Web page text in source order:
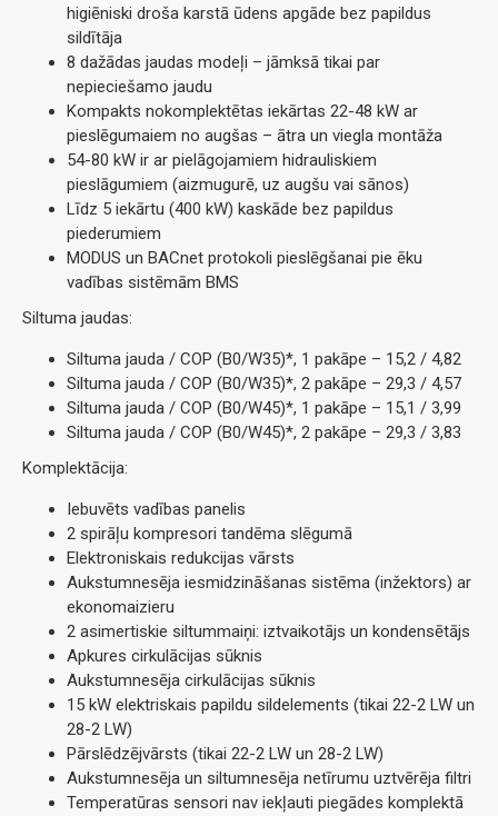
higiēniski droša karstā ūdens apgāde bez papildus
sildītāja
8 dažādas jaudas modeļi – jāmksā tikai par
nepieciešamo jaudu
Kompakts nokomplektētas iekārtas 22-48 kW ar
pieslēgumaiem no augšas – ātra un viegla montāža
54-80 kW ir ar pielāgojamiem hidrauliskiem
pieslāgumiem (aizmugurē, uz augšu vai sānos)
Līdz 5 iekārtu (400 kW) kaskāde bez papildus
piederumiem
MODUS un BACnet protokoli pieslēgšanai pie ēku
vadības sistēmām BMS
Siltuma jaudas:
Siltuma jauda / COP (B0/W35)*, 1 pakāpe – 15,2 / 4,82
Siltuma jauda / COP (B0/W35)*, 2 pakāpe – 29,3 / 4,57
Siltuma jauda / COP (B0/W45)*, 1 pakāpe – 15,1 / 3,99
Siltuma jauda / COP (B0/W45)*, 2 pakāpe – 29,3 / 3,83
Komplektācija:
Iebuvēts vadības panelis
2 spirāļu kompresori tandēma slēgumā
Elektroniskais redukcijas vārsts
Aukstumnesēja iesmidzināšanas sistēma (inžektors) ar
ekonomaizieru
2 asimertiskie siltummaiņi: iztvaikotājs un kondensētājs
Apkures cirkulācijas sūknis
Aukstumnesēja cirkulācijas sūknis
15 kW elektriskais papildu sildelements (tikai 22-2 LW un
28-2 LW)
Pārslēdzējvārsts (tikai 22-2 LW un 28-2 LW)
Aukstumnesēja un siltumnesēja netīrumu uztvērēja filtri
Temperatūras sensori nav iekļauti piegādes komplektā